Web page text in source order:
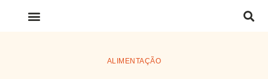
ALIMENTAÇÃO